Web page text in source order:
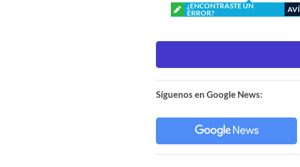
¿ENCONTRASTE UN
ERROR?
Síguenos en Google News: